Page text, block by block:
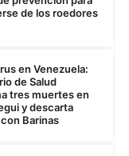
de los roedores
en Venezuela:
de Salud
tres muertes en
y descarta
Barinas